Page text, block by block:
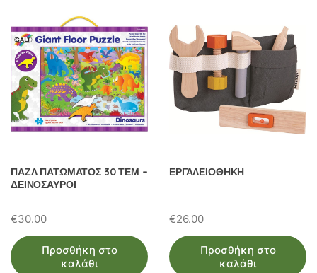
ΠΑΖΛ ΠΑΤΩΜΑΤΟΣ 30 ΤΕΜ –
ΔΕΙΝΟΣΑΥΡΟΙ
€30.00
Προσθήκη στο
καλάθι
ΕΡΓΑΛΕΙΟΘΗΚΗ
€26.00
Προσθήκη στο
καλάθι